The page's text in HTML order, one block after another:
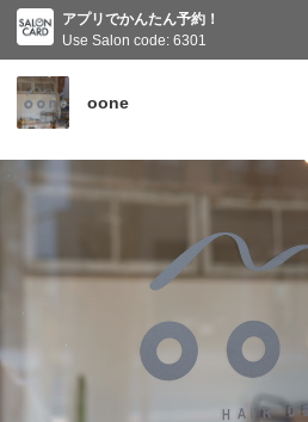
アプリでかんたん予約！
Use Salon code: 6301
oone